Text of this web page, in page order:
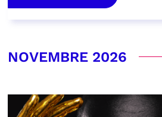
NOVEMBRE 2026